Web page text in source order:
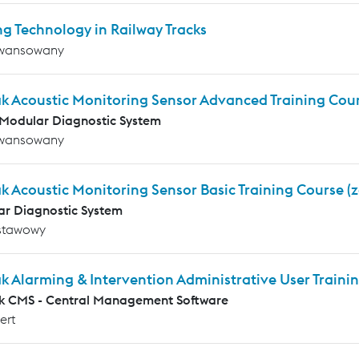
Technology in Railway Tracks
Acoustic Monitoring Sensor Advanced Training
Diagnostic System
Acoustic Monitoring Sensor Basic Training Course
Diagnostic System
Alarming & Intervention Administrative User
CMS - Central Management Software